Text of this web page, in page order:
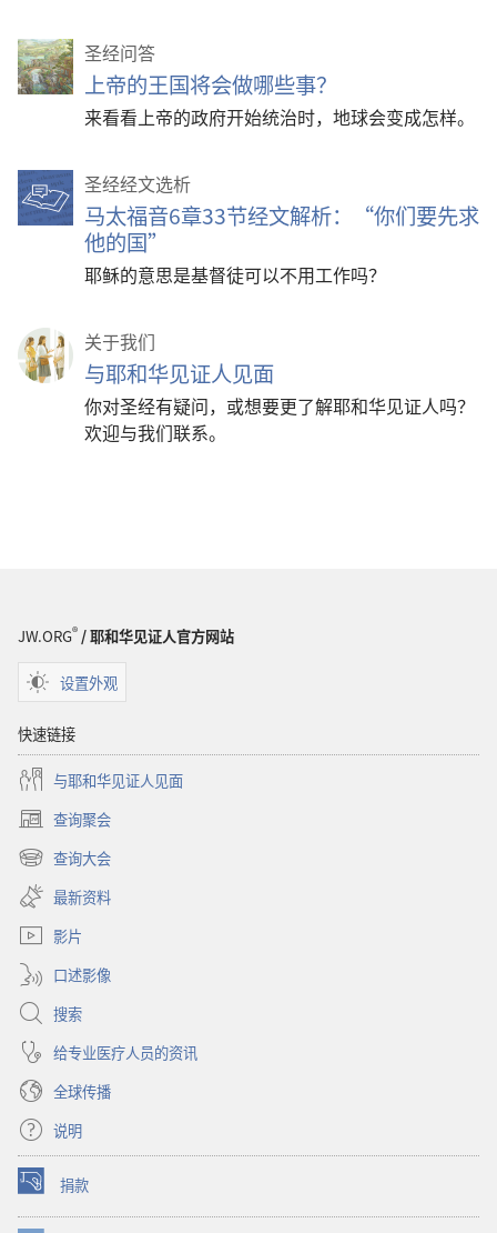
圣经问答
上帝的王国将会做哪些事？
来看看上帝的政府开始统治时，地球会变成怎样。
圣经经文选析
马太福音6章33节经文解析：“你们要先求
他的国”
耶稣的意思是基督徒可以不用工作吗？
关于我们
与耶和华见证人见面
你对圣经有疑问，或想要更了解耶和华见证人吗？
欢迎与我们联系。
JW.ORG®/ 耶和华见证人官方网站
设置外观
快速链接
与耶和华见证人见面
查询聚会
（打
开
新
窗
口）
查询大会
（打
开
新
窗
最新资料
影片
口述影像
搜索
给专业医疗人员的资讯
全球传播
说明
捐款
（打
开